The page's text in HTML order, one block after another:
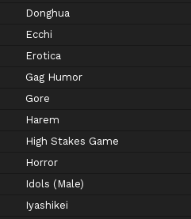
Donghua
Ecchi
Erotica
Gag Humor
Gore
Harem
High Stakes Game
Horror
Idols (Male)
Iyashikei